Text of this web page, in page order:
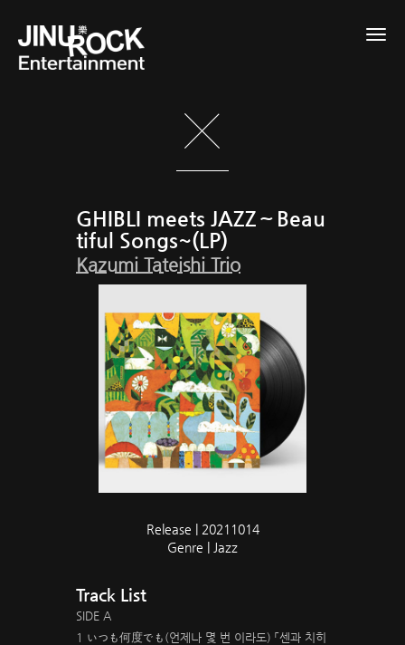
GHIBLI meets JAZZ～Beau
tiful Songs~(LP)
Kazumi Tateishi Trio
Release | 20211014
Genre | Jazz
Track List
SIDE A
1 いつも何度でも(언제나 몇 번 이라도) 「센과 치히